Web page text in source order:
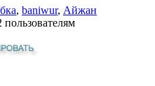
, baniwur, Айжан
пользователям